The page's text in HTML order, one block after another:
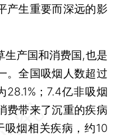
产生重要而深远的影
产国和消费国,也是
。全国吸烟人数超过
；7.4亿非吸烟
费带来了沉重的疾病
吸烟相关疾病，约10